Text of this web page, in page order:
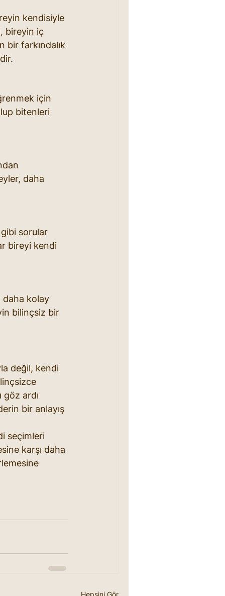
kendisiyle
bireyin iç
bir farkındalık
için
bitenleri
daha
sorular
bireyi kendi
daha kolay
bilinçsiz bir
değil, kendi
göz ardı
bir anlayış
seçimleri
karşı daha
Hepsini Gör